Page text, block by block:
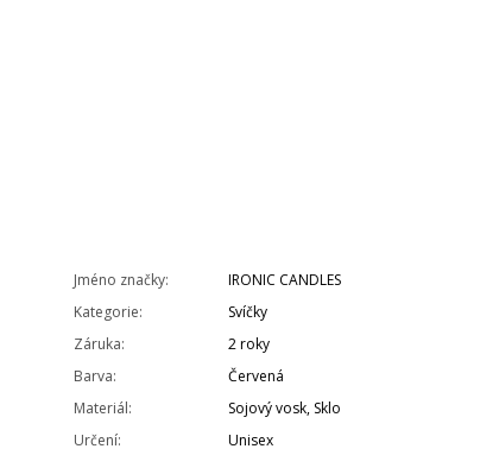
Jméno značky:
IRONIC CANDLES
Kategorie:
Svíčky
Záruka:
2 roky
Barva:
Červená
Materiál:
Sojový vosk, Sklo
Určení:
Unisex